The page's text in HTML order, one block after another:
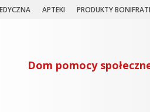
APTEKI PRODUKTY
Dom pomocy